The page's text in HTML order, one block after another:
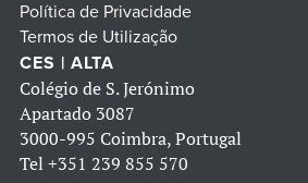
Política de Privacidade
Termos de Utilização
CES | ALTA
Colégio de S. Jerónimo
Apartado 3087
3000-995 Coimbra, Portugal
Tel +351 239 855 570